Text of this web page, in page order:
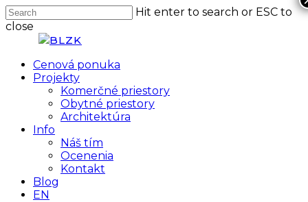
Skip
to
Hit enter to search or ESC to
close
MenuCenová ponuka
Projekty
Komerčné priestory
Obytné priestory
Architektúra
Info
Náš tím
Ocenenia
Kontakt
Blog
EN